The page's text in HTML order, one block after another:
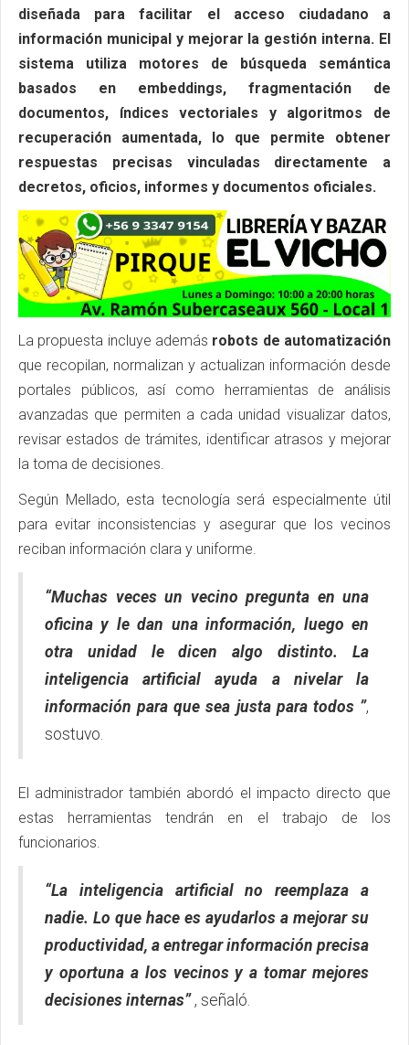
diseñada para facilitar el acceso ciudadano a
información municipal y mejorar la gestión interna. El
sistema utiliza motores de búsqueda semántica
basados en embeddings, fragmentación de
documentos, índices vectoriales y algoritmos de
recuperación aumentada, lo que permite obtener
respuestas precisas vinculadas directamente a
decretos, oficios, informes y documentos oficiales.
La propuesta incluye además robots de automatización
que recopilan, normalizan y actualizan información desde
portales públicos, así como herramientas de análisis
avanzadas que permiten a cada unidad visualizar datos,
revisar estados de trámites, identificar atrasos y mejorar
la toma de decisiones.
Según Mellado, esta tecnología será especialmente útil
para evitar inconsistencias y asegurar que los vecinos
reciban información clara y uniforme.
“Muchas veces un vecino pregunta en una
oficina y le dan una información, luego en
otra unidad le dicen algo distinto. La
inteligencia artificial ayuda a nivelar la
información para que sea justa para todos ”,
sostuvo.
El administrador también abordó el impacto directo que
estas herramientas tendrán en el trabajo de los
funcionarios.
“La inteligencia artificial no reemplaza a
nadie. Lo que hace es ayudarlos a mejorar su
productividad, a entregar información precisa
y oportuna a los vecinos y a tomar mejores
decisiones internas”, señaló.